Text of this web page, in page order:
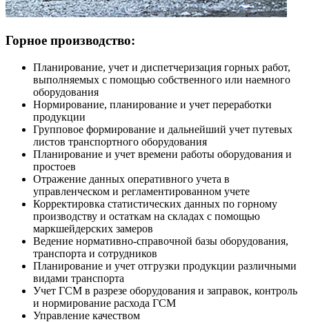
Горное производство:
Планирование, учет и диспетчеризация горных работ,
выполняемых с помощью собственного или наемного
оборудования
Нормирование, планирование и учет переработки
продукции
Групповое формирование и дальнейший учет путевых
листов транспортного оборудования
Планирование и учет времени работы оборудования и
простоев
Отражение данных оперативного учета в
управленческом и регламентированном учете
Корректировка статистических данных по горному
производству и остаткам на складах с помощью
маркшейдерских замеров
Ведение нормативно-справочной базы оборудования,
транспорта и сотрудников
Планирование и учет отгрузки продукции различными
видами транспорта
Учет ГСМ в разрезе оборудования и заправок, контроль
и нормирование расхода ГСМ
Управление качеством